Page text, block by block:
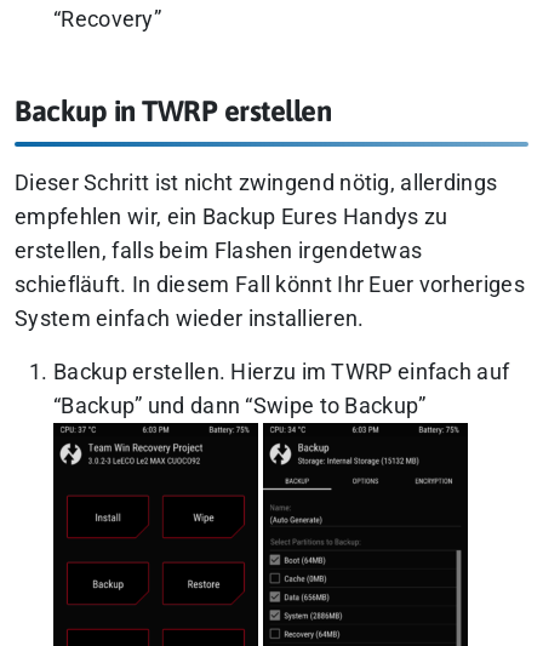
“Recovery”
Backup in TWRP erstellen
Dieser Schritt ist nicht zwingend nötig, allerdings
empfehlen wir, ein Backup Eures Handys zu
erstellen, falls beim Flashen irgendetwas
schiefläuft. In diesem Fall könnt Ihr Euer vorheriges
System einfach wieder installieren.
Backup erstellen. Hierzu im TWRP einfach auf
“Backup” und dann “Swipe to Backup”